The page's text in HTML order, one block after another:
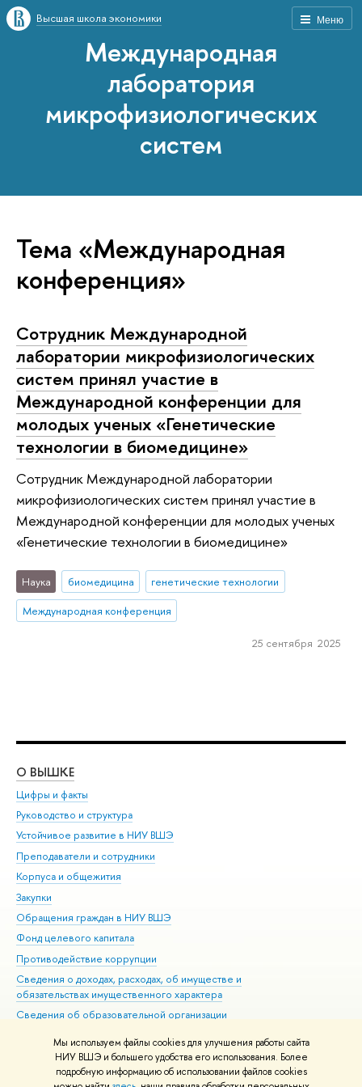
Мы используем файлы cookies для улучшения работы сайта
НИУ ВШЭ и большего удобства его использования. Более
подробную информацию об использовании файлов cookies
Меню
Высшая школа экономики
Международная
лаборатория
микрофизиологических
систем
Тема «Международная
конференция»
Сотрудник Международной
лаборатории микрофизиологических
систем принял участие в
Международной конференции для
молодых ученых «Генетические
технологии в биомедицине»
Сотрудник Международной лаборатории
микрофизиологических систем принял участие в
Международной конференции для молодых ученых
«Генетические технологии в биомедицине»
Наука биомедицина
генетические технологии
Международная конференция
25 сентября 2025
О ВЫШКЕ
Цифры и факты
Руководство и структура
Устойчивое развитие в НИУ ВШЭ
Преподаватели и сотрудники
Корпуса и общежития
Закупки
Обращения граждан в НИУ ВШЭ
Фонд целевого капитала
Противодействие коррупции
Сведения о доходах, расходах, об имуществе и
обязательствах имущественного характера
Сведения об образовательной организации
Людям с ограниченными возможностями здоровья
Единая платежная страница
Работа в Вышке